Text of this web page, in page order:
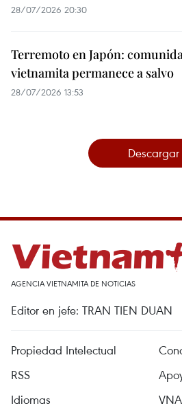
28/07/2026 20:30
Terremoto en Japón:
vietnamita permanece a salvo
28/07/2026 13:53
Descargar
AGENCIA VIETNAMITA DE NOTICIAS
Editor en jefe: TRAN TIEN DUAN
Propiedad Intelectual
RSS
Idiomas
VNA